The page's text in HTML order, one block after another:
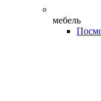
мебель